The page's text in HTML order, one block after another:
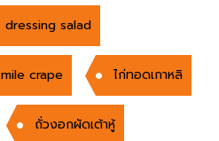
dressing salad
mile crape ไก่ทอดเกาหลิ
ถั่วงอกผัดเต้าหู้